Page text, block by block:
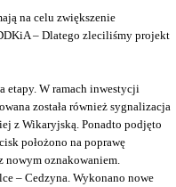
na celu zwiększenie
– Dlatego zleciliśmy projekt
etapy. W ramach inwestycji
została również sygnalizacja
z Wikaryjską. Ponadto podjęto
położono na poprawę
nowym oznakowaniem.
– Cedzyna. Wykonano nowe